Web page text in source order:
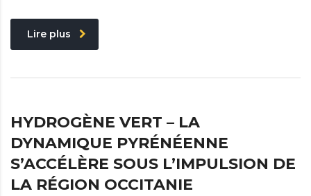
Lire plus
HYDROGÈNE VERT – LA
DYNAMIQUE PYRÉNÉENNE
S’ACCÉLÈRE SOUS L’IMPULSION DE
LA RÉGION OCCITANIE